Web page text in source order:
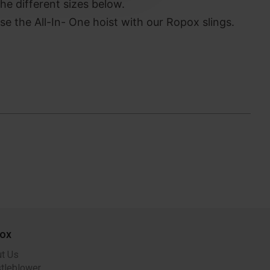
different sizes below.
the All-In- One hoist with our Ropox slings.
Us